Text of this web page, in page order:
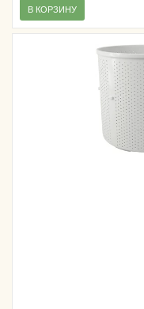
В КОРЗИНУ